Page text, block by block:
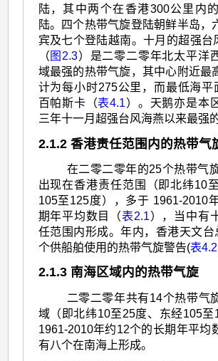
陆，其中两个在香港300公里内
陆。四个热带气旋登陆朝鲜半岛，
宾及七个登陆越南。十月的超强台
（ 图2.3）是二零二零年北太平洋
域最强的热带气旋，其中心附近最
计为每小时275公里，而最低海平
百帕斯卡（表4.1）。天鹅亦是本
三年十一月超强台风海燕以来最强
2.1.2 香港责任范围内的热带气
在二零二零年的25个热带气
出现在香港责任范围（即北纬10
105至125度），多于 1961-2010
期年平均数目（表2.1），当中有
任范围内形成。年内，香港天文台
个供船舶使用的热带气旋警告(表4.2
2.1.3 南海区域内的热带气旋
二零二零年共有14个热带气
域（即北纬10至25度、东经105至
1961-2010年约12个的长期年平均
有八个在南海上形成。